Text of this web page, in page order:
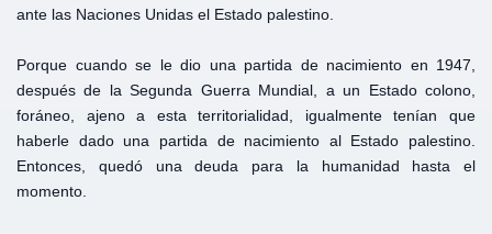
ante las Naciones Unidas el Estado palestino.
Porque cuando se le dio una partida de nacimiento en 1947,
después de la Segunda Guerra Mundial, a un Estado colono,
foráneo, ajeno a esta territorialidad, igualmente tenían que
haberle dado una partida de nacimiento al Estado palestino.
Entonces, quedó una deuda para la humanidad hasta el
momento.